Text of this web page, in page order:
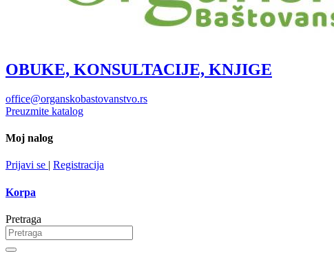
OBUKE, KONSULTACIJE, KNJIGE
office@organskobastovanstvo.rs
Preuzmite katalog
Moj nalog
Prijavi se | Registracija
Korpa
Pretraga